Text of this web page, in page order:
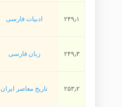
۲۴۹٫۱ ادبیات فارسی
۲۴۹٫۳ زبان فارسی
۲۵۳٫۲ تاریخ معاصر ایران